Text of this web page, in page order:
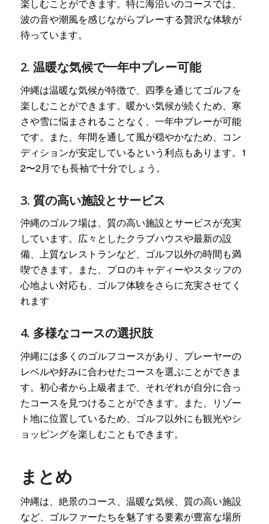
楽しむことができます。特に海沿いのコースでは、
波の音や潮風を感じながらプレーする贅沢な体験が
待っています。
2. 温暖な気候で一年中プレー可能
沖縄は温暖な気候が特徴で、四季を通じてゴルフを
楽しむことができます。暖かい気候が続くため、寒
さや雪に悩まされることなく、一年中プレーが可能
です。また、年間を通して風が穏やかなため、コン
ディションが安定しているという利点もあります。1
2〜2月でも長袖で十分でしょう。
3. 質の高い施設とサービス
沖縄のゴルフ場は、質の高い施設とサービスが充実
しています。広々としたクラブハウスや最新の設
備、上質なレストランなど、ゴルフ以外の時間も満
喫できます。また、プロのキャディーやスタッフの
心地よい対応も、ゴルフ体験をさらに充実させてく
れます
4. 多様なコースの選択肢
沖縄には多くのゴルフコースがあり、プレーヤーの
レベルや好みに合わせたコースを選ぶことができま
す。初心者から上級者まで、それぞれが自分に合っ
たコースを見つけることができます。また、リゾー
ト地に位置しているため、ゴルフ以外にも観光やシ
ョッピングを楽しむこともできます。
まとめ
沖縄は、絶景のコース、温暖な気候、質の高い施設
など、ゴルファーたちを魅了する要素が豊富な場所